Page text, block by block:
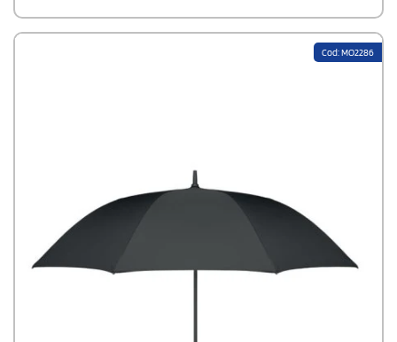
Cod: MO2286